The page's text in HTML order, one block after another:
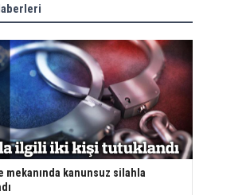
mekanında kanunsuz silahla